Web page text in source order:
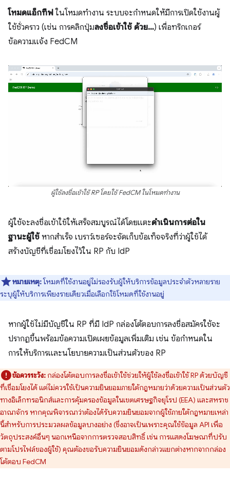
โหมดแอ็กทีฟ ในโหมดทำงาน ระบบจะกำหนดให้มีการเปิดใช้งานผู้
ใช้ชั่วคราว (เช่น การคลิกปุ่มลงชื่อเข้าใช้ ด้วย…) เพื่อทริกเกอร์
ข้อความแจ้ง FedCM
ผู้ใช้ลงชื่อเข้าใช้ RP โดยใช้ FedCM ในโหมดทำงาน
ผู้ใช้จะลงชื่อเข้าใช้ให้เสร็จสมบูรณ์ได้โดยแตะดำเนินการต่อใน
ฐานะผู้ใช้ หากสำเร็จ เบราว์เซอร์จะจัดเก็บข้อเท็จจริงที่ว่าผู้ใช้ได้
สร้างบัญชีที่เชื่อมโยงไว้ใน RP กับ IdP
หมายเหตุ:โหมดที่ใช้งานอยู่ไม่รองรับผู้ให้บริการข้อมูลประจำตัวหลายราย
ระบุผู้ให้บริการเพียงรายเดียวเมื่อเลือกใช้โหมดที่ใช้งานอยู่
หากผู้ใช้ไม่มีบัญชีใน RP ที่มี IdP กล่องโต้ตอบการลงชื่อสมัครใช้จะ
ปรากฏขึ้นพร้อมข้อความเปิดเผยข้อมูลเพิ่มเติม เช่น ข้อกำหนดใน
การให้บริการและนโยบายความเป็นส่วนตัวของ RP
ข้อควรระวัง: กล่องโต้ตอบการลงชื่อเข้าใช้ช่วยให้ผู้ใช้ลงชื่อเข้าใช้ RP ด้วยบัญชี
ที่เชื่อมโยงได้ แต่ไม่ควรใช้เป็นความยินยอมภายใต้กฎหมายว่าด้วยความเป็นส่วนตัว
ทางอิเล็กทรอนิกส์และการคุ้มครองข้อมูลในเขตเศรษฐกิจยุโรป (EEA) และสหราช
อาณาจักร หากคุณพิจารณาว่าต้องได้รับความยินยอมจากผู้ใช้ภายใต้กฎหมายเหล่า
นี้สำหรับการประมวลผลข้อมูลบางอย่าง (ซึ่งอาจเป็นเพราะคุณใช้ข้อมูล API เพื่อ
วัตถุประสงค์อื่นๆ นอกเหนือจากการตรวจสอบสิทธิ์ เช่น การแสดงโฆษณาที่ปรับ
ตามโปรไฟล์ของผู้ใช้) คุณต้องขอรับความยินยอมดังกล่าวแยกต่างหากจากกล่อง
โต้ตอบ FedCM